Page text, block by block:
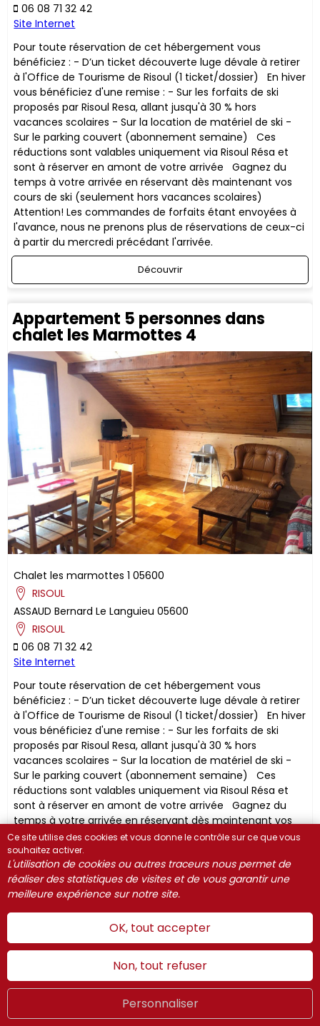
LIVE
06 08 71 32 42
Site Internet
Pour toute réservation de cet hébergement vous
bénéficiez : - D’un ticket découverte luge dévale à retirer
à l'Office de Tourisme de Risoul (1 ticket/dossier) En hiver
vous bénéficiez d'une remise : - Sur les forfaits de ski
proposés par Risoul Resa, allant jusqu'à 30 % hors
vacances scolaires - Sur la location de matériel de ski -
Sur le parking couvert (abonnement semaine) ​Ces
réductions sont valables uniquement via Risoul Résa et
sont à réserver en amont de votre arrivée Gagnez du
temps à votre arrivée en réservant dès maintenant vos
cours de ski (seulement hors vacances scolaires)
Attention! Les commandes de forfaits étant envoyées à
l'avance, nous ne prenons plus de réservations de ceux-ci
à partir du mercredi précédant l'arrivée.
Découvrir
Appartement 5 personnes dans
chalet les Marmottes 4
Chalet les marmottes 1 05600
RISOUL
ASSAUD Bernard Le Languieu 05600
RISOUL
06 08 71 32 42
Site Internet
Pour toute réservation de cet hébergement vous
bénéficiez : - D’un ticket découverte luge dévale à retirer
à l'Office de Tourisme de Risoul (1 ticket/dossier) En hiver
vous bénéficiez d'une remise : - Sur les forfaits de ski
proposés par Risoul Resa, allant jusqu'à 30 % hors
vacances scolaires - Sur la location de matériel de ski -
Sur le parking couvert (abonnement semaine) ​Ces
réductions sont valables uniquement via Risoul Résa et
sont à réserver en amont de votre arrivée Gagnez du
temps à votre arrivée en réservant dès maintenant vos
cours de ski (seulement hors vacances scolaires)
Attention! Les commandes de forfaits étant envoyées à
l'avance, nous ne prenons plus de réservations de ceux-ci
à partir du mercredi précédant l'arrivée.
Chalet 6 personnes le Mouflon
Ce site utilise des cookies et vous donne le contrôle sur ce que vous
souhaitez activer.
L'utilisation de cookies ou autres traceurs nous permet de
réaliser des statistiques de visites et de vous garantir une
meilleure expérience sur notre site.
OK, tout accepter
Non, tout refuser
Personnaliser